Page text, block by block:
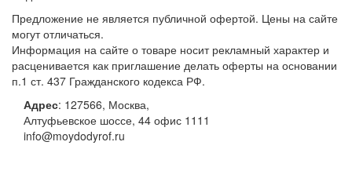
Предложение не является публичной офертой. Цены на сайте
могут отличаться.
Информация на сайте о товаре носит рекламный характер и
расценивается как приглашение делать оферты на основании
п.1 ст. 437 Гражданского кодекса РФ.
Адрес: 127566, Москва,
Алтуфьевское шоссе, 44 офис 1111
info@moydodyrof.ru